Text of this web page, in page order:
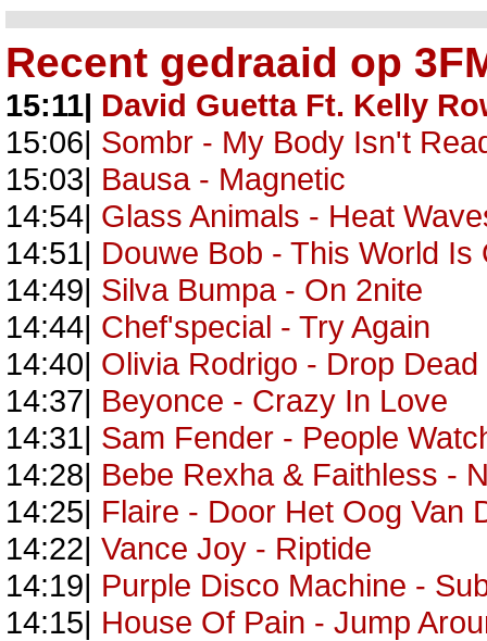
Recent gedraaid op
15:11| David Guetta Ft. Kelly
15:06| Sombr - My Body Isn't
15:03| Bausa - Magnetic
14:54| Glass Animals - Heat
14:51| Douwe Bob - This World Is
14:49| Silva Bumpa - On 2nite
14:44| Chef'special - Try Again
14:40| Olivia Rodrigo - Drop Dead
14:37| Beyonce - Crazy In Love
14:31| Sam Fender - People
14:28| Bebe Rexha & Faithless -
14:25| Flaire - Door Het Oog Van
14:22| Vance Joy - Riptide
14:19| Purple Disco Machine -
14:15| House Of Pain - Jump